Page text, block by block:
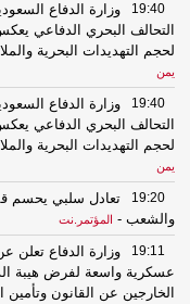
19:40
وزارة الدفاع
التحالف البحري الدفاعي يعكس
لحجم التهديدات البحرية
يمن
19:40
وزارة الدفاع
التحالف البحري الدفاعي يعكس
لحجم التهديدات البحرية
يمن
19:20
تعادل سلبي يحسم
والشعب - المؤتمر.نت
19:11
وزارة الدفاع تعلن
عسكرية واسعة لفرض هيبة
الخارجين عن القانون وتأمين